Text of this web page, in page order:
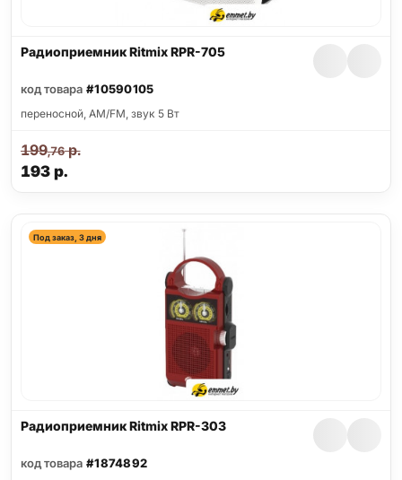
Радиоприемник Ritmix RPR-705
код товара #10590105
переносной, AM/FM, звук 5 Вт
193р.
199,76р.
Под заказ, 3 дня
Радиоприемник Ritmix RPR-303
код товара #1874892